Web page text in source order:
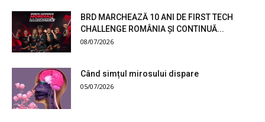
BRD MARCHEAZĂ 10 ANI DE FIRST TECH
CHALLENGE ROMÂNIA ȘI CONTINUĂ...
08/07/2026
Când simțul mirosului dispare
05/07/2026